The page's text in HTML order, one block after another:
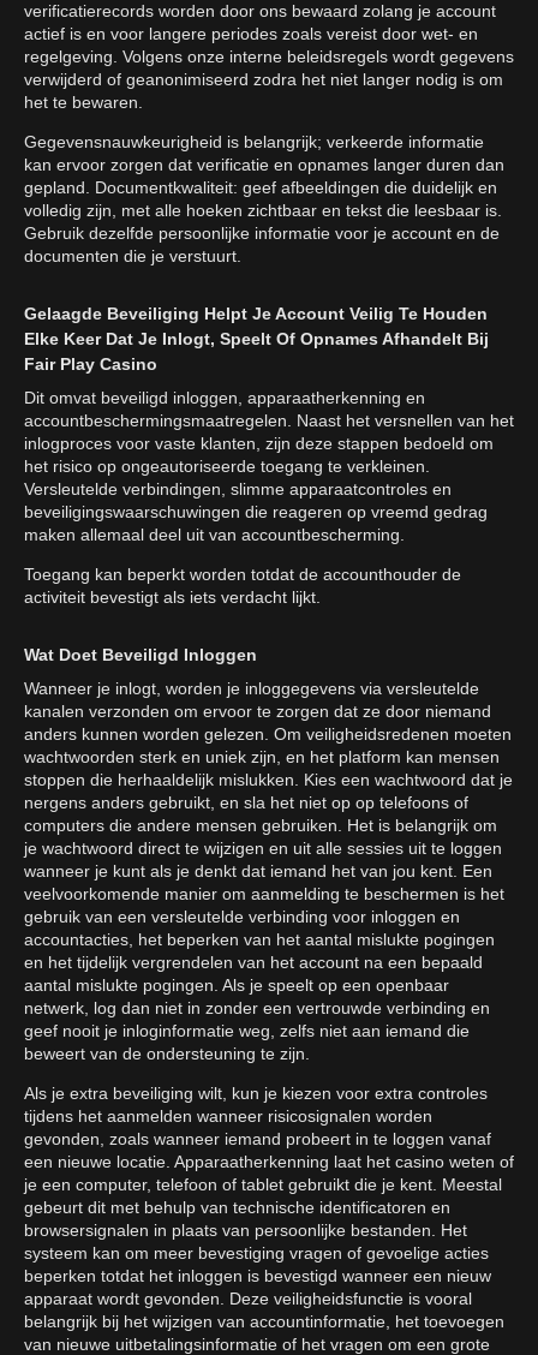
verificatierecords worden door ons bewaard zolang je account
actief is en voor langere periodes zoals vereist door wet- en
regelgeving. Volgens onze interne beleidsregels wordt gegevens
verwijderd of geanonimiseerd zodra het niet langer nodig is om
het te bewaren.
Gegevensnauwkeurigheid is belangrijk; verkeerde informatie
kan ervoor zorgen dat verificatie en opnames langer duren dan
gepland. Documentkwaliteit: geef afbeeldingen die duidelijk en
volledig zijn, met alle hoeken zichtbaar en tekst die leesbaar is.
Gebruik dezelfde persoonlijke informatie voor je account en de
documenten die je verstuurt.
Gelaagde Beveiliging Helpt Je Account Veilig Te Houden
Elke Keer Dat Je Inlogt, Speelt Of Opnames Afhandelt Bij
Fair Play Casino
Dit omvat beveiligd inloggen, apparaatherkenning en
accountbeschermingsmaatregelen. Naast het versnellen van het
inlogproces voor vaste klanten, zijn deze stappen bedoeld om
het risico op ongeautoriseerde toegang te verkleinen.
Versleutelde verbindingen, slimme apparaatcontroles en
beveiligingswaarschuwingen die reageren op vreemd gedrag
maken allemaal deel uit van accountbescherming.
Toegang kan beperkt worden totdat de accounthouder de
activiteit bevestigt als iets verdacht lijkt.
Wat Doet Beveiligd Inloggen
Wanneer je inlogt, worden je inloggegevens via versleutelde
kanalen verzonden om ervoor te zorgen dat ze door niemand
anders kunnen worden gelezen. Om veiligheidsredenen moeten
wachtwoorden sterk en uniek zijn, en het platform kan mensen
stoppen die herhaaldelijk mislukken. Kies een wachtwoord dat je
nergens anders gebruikt, en sla het niet op op telefoons of
computers die andere mensen gebruiken. Het is belangrijk om
je wachtwoord direct te wijzigen en uit alle sessies uit te loggen
wanneer je kunt als je denkt dat iemand het van jou kent. Een
veelvoorkomende manier om aanmelding te beschermen is het
gebruik van een versleutelde verbinding voor inloggen en
accountacties, het beperken van het aantal mislukte pogingen
en het tijdelijk vergrendelen van het account na een bepaald
aantal mislukte pogingen. Als je speelt op een openbaar
netwerk, log dan niet in zonder een vertrouwde verbinding en
geef nooit je inloginformatie weg, zelfs niet aan iemand die
beweert van de ondersteuning te zijn.
Als je extra beveiliging wilt, kun je kiezen voor extra controles
tijdens het aanmelden wanneer risicosignalen worden
gevonden, zoals wanneer iemand probeert in te loggen vanaf
een nieuwe locatie. Apparaatherkenning laat het casino weten of
je een computer, telefoon of tablet gebruikt die je kent. Meestal
gebeurt dit met behulp van technische identificatoren en
browsersignalen in plaats van persoonlijke bestanden. Het
systeem kan om meer bevestiging vragen of gevoelige acties
beperken totdat het inloggen is bevestigd wanneer een nieuw
apparaat wordt gevonden. Deze veiligheidsfunctie is vooral
belangrijk bij het wijzigen van accountinformatie, het toevoegen
van nieuwe uitbetalingsinformatie of het vragen om een grote